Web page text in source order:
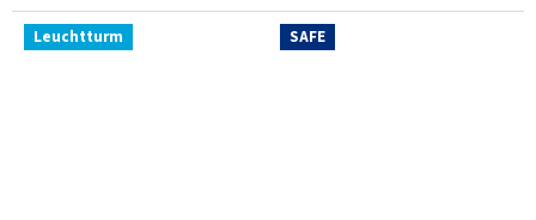
Leuchtturm SAFE